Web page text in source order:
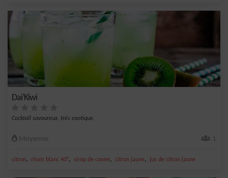
Dai’Kiwi
Cocktail savoureux, très exotique.
Moyenne 1
citron, rhum blanc 40°, sirop de canne, citron jaune, jus de citron jaune